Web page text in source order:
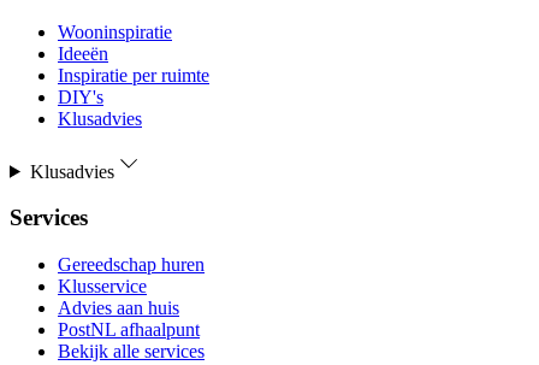
Wooninspiratie
Ideeën
Inspiratie per ruimte
DIY's
Klusadvies
Klusadvies
Services
Gereedschap huren
Klusservice
Advies aan huis
PostNL afhaalpunt
Bekijk alle services